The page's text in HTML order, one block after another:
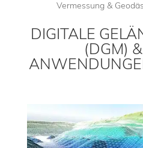
Vermessung &
DIGITALE
(DGM)